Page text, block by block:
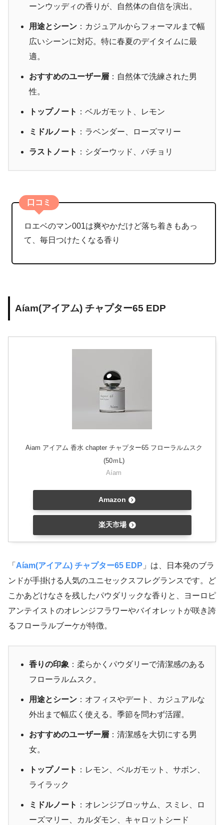
ーンウッディの香りが、自然体の自信を演出。
用途とシーン ：カジュアルからフォーマルまで幅
広いシーンに対応。特に春夏のデイタイムに最
適。
おすすめのユーザー層 ：自然体で洗練された男
性。
トップノート ：ベルガモット、レモン
ミドルノート ：ラベンダー、ローズマリー
ラストノート ：シダーウッド、パチョリ
口コミ
ロエベのマン001は爽やかだけど落ち着きもあっ
て、毎日つけたくなる香り
Aíam(アイアム) チャプター65 EDP
Aiam アイアム 香水 chapter チャプター65 フローラルムスク
(50ｍL)
Aíam
Amazon
楽天市場
「 Aíam(アイアム) チャプター65 EDP 」は、日本発のブラ
ンドが手掛ける人気のユニセックスフレグランスです。ど
こかあどけなさを残したパウダリックな香りと、ヨーロピ
アンテイストのオレンジフラワーやバイオレットが咲き誇
るフローラルブーケが特徴。
香りの印象 ：柔らかくパウダリーで清潔感のある
フローラルムスク。
用途とシーン ：オフィスやデート、カジュアルな
外出まで幅広く使える。季節を問わず活躍。
おすすめのユーザー層 ：清潔感を大切にする男
女。
トップノート ：レモン、ベルガモット、サボン、
ライラック
ミドルノート ：オレンジブロッサム、スミレ、ロ
ーズマリー、カルダモン、キャロットシード